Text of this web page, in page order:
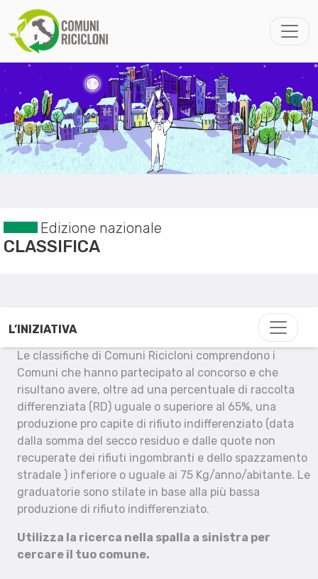
Edizione nazionale
CLASSIFICA
L’INIZIATIVA
Le classifiche di Comuni Ricicloni comprendono i
Comuni che hanno partecipato al concorso e che
risultano avere, oltre ad una percentuale di raccolta
differenziata (RD) uguale o superiore al 65%, una
produzione pro capite di rifiuto indifferenziato (data
dalla somma del secco residuo e dalle quote non
recuperate dei rifiuti ingombranti e dello spazzamento
stradale ) inferiore o uguale ai 75 Kg/anno/abitante. Le
graduatorie sono stilate in base alla più bassa
produzione di rifiuto indifferenziato.
Utilizza la ricerca nella spalla a sinistra per
cercare il tuo comune.